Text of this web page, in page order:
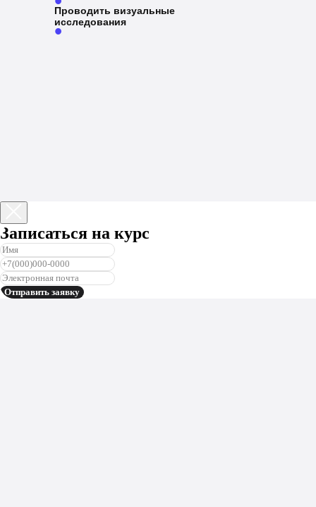
Записаться на курс
Отправить заявку
Проводить визуальные
исследования
•